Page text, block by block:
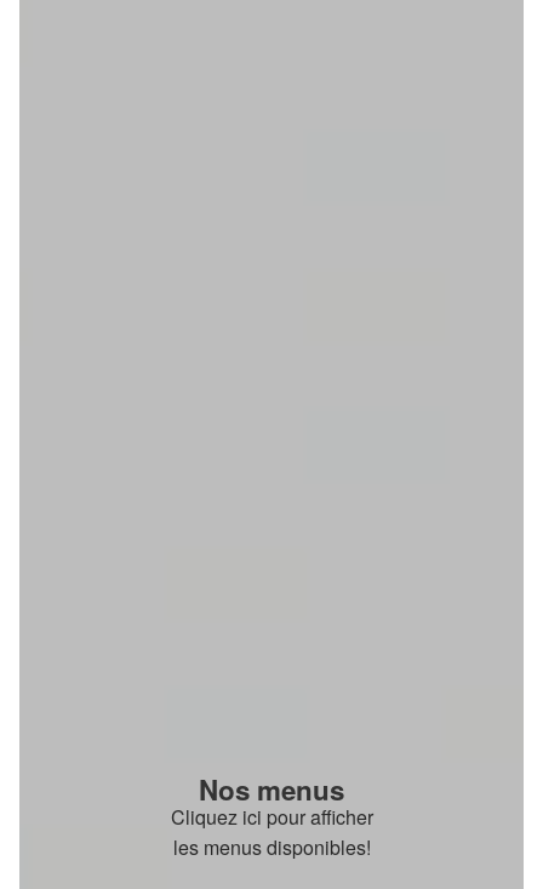
Nos menus
Cliquez ici pour afficher
les menus disponibles!